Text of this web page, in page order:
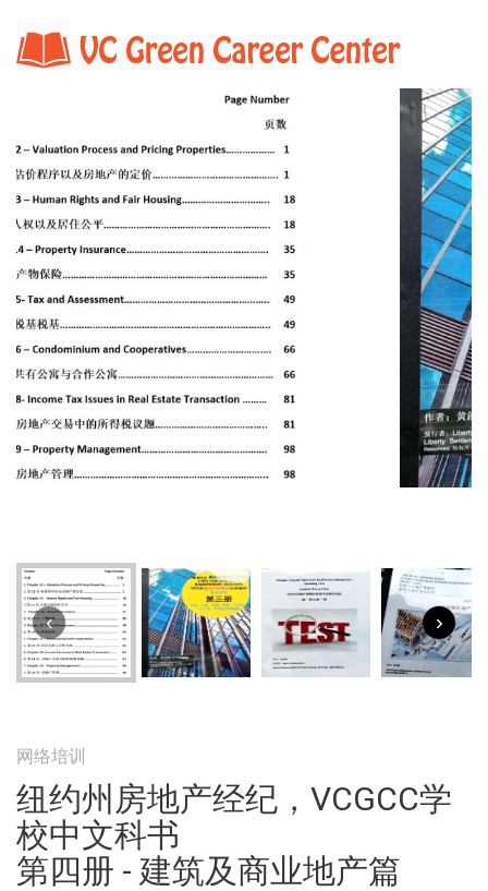
Home Shop Detail.
‹ ›
网络培训
纽约州房地产经纪，VCGCC学
校中文科书
第四册 - 建筑及商业地产篇